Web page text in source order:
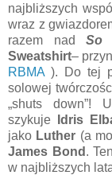
najbliższych
wraz z
razem nadSo
Sweatshirt–
RBMA ). Do tej
solowej
„shuts down”!
szykuje
Idris
jako Luther (a
James Bond .
w najbliższych